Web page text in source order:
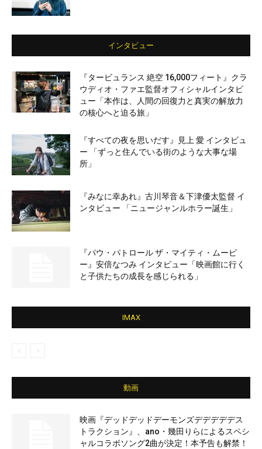
インタビュー
『タービュランス 絶空 16,000フィート』クラ
ウディオ・ファエ監督オフィシャルインタビ
ュー「本作は、人間の回復力と真実の解放力
の核心へと迫る旅」
『すべての夜を思いだす』見上 愛 インタビュ
ー 「ずっと住んでいる街のような大事な場
所」
『みなに幸あれ』古川琴音＆下津優太監督 イ
ンタビュー 「ニュージャンルホラー誕生」
『パウ・パトロール ザ・マイティ・ムービ
ー』安倍なつみ インタビュー「映画館に行く
と子供たちの成長を感じられる」
IMAX
動画
映画『デッドデッドデーモンズデデデデデス
トラクション』、ano・幾田りらによるスペシ
ャルコラボソング2曲が決定！本予告も解禁！